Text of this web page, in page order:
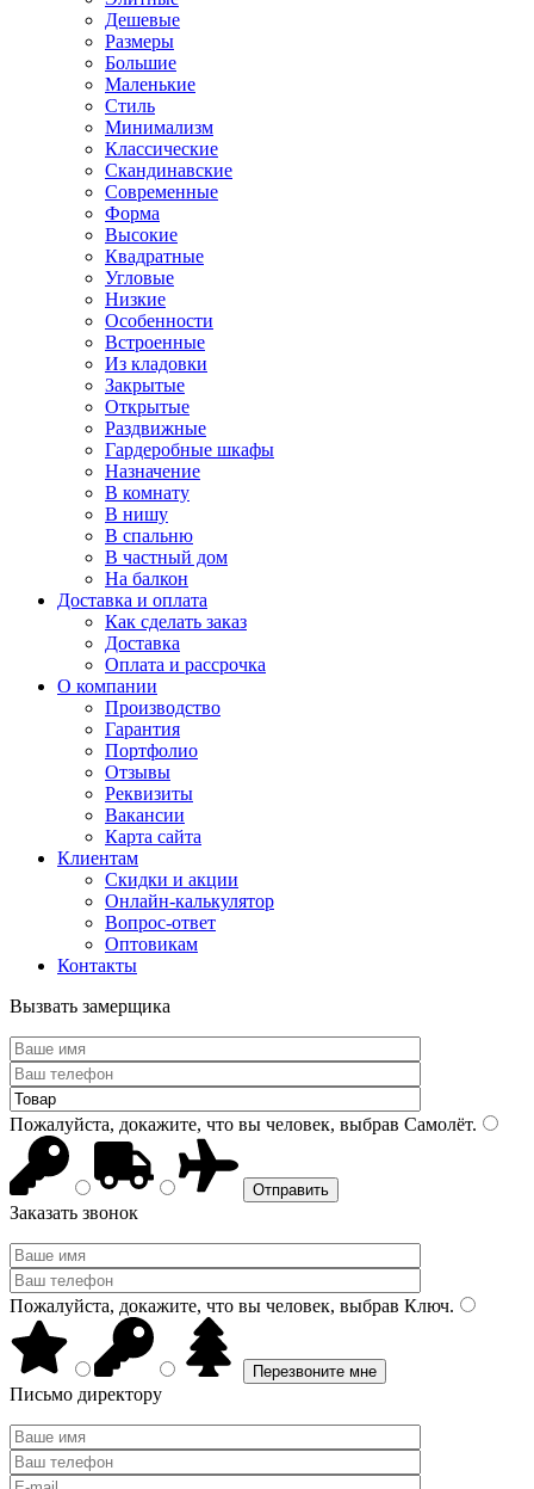
Дешевые
Размеры
Большие
Маленькие
Стиль
Минимализм
Классические
Скандинавские
Современные
Форма
Высокие
Квадратные
Угловые
Низкие
Особенности
Встроенные
Из кладовки
Закрытые
Открытые
Раздвижные
Гардеробные шкафы
Назначение
В комнату
В нишу
В спальню
В частный дом
На балкон
Доставка и оплата
Как сделать заказ
Доставка
Оплата и рассрочка
О компании
Производство
Гарантия
Портфолио
Отзывы
Реквизиты
Вакансии
Карта сайта
Клиентам
Скидки и акции
Онлайн-калькулятор
Вопрос-ответ
Оптовикам
Контакты
Вызвать замерщика
Пожалуйста, докажите, что вы человек, выбрав Самолёт.
Заказать звонок
Пожалуйста, докажите, что вы человек, выбрав Ключ.
Письмо директору